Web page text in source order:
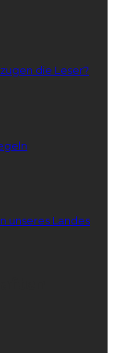
die Leser?
unseres Landes